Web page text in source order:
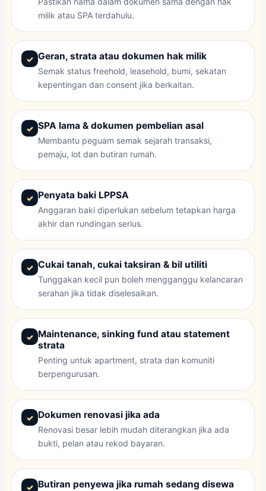
milik atau SPA terdahulu.
Geran, strata atau dokumen hak milik
Semak status freehold, leasehold, bumi, sekatan
kepentingan dan consent jika berkaitan.
SPA lama & dokumen pembelian asal
Membantu peguam semak sejarah transaksi,
pemaju, lot dan butiran rumah.
Penyata baki LPPSA
Anggaran baki diperlukan sebelum tetapkan harga
akhir dan rundingan serius.
Cukai tanah, cukai taksiran & bil utiliti
Tunggakan kecil pun boleh mengganggu kelancaran
serahan jika tidak diselesaikan.
Maintenance, sinking fund atau statement
strata
Penting untuk apartment, strata dan komuniti
berpengurusan.
Dokumen renovasi jika ada
Renovasi besar lebih mudah diterangkan jika ada
bukti, pelan atau rekod bayaran.
Butiran penyewa jika rumah sedang disewa